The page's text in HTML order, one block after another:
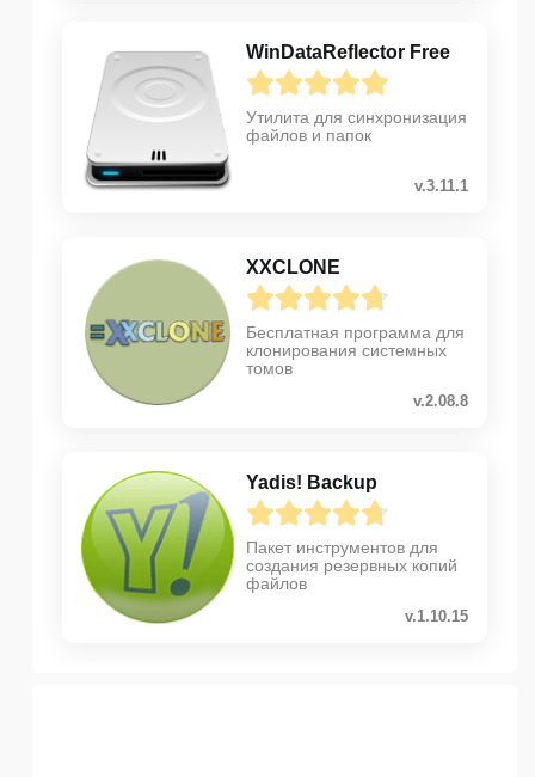
WinDataReflector Free
Утилита для синхронизация
файлов и папок
v.3.11.1
XXCLONE
Бесплатная программа для
клонирования системных
томов
v.2.08.8
Yadis! Backup
Пакет инструментов для
создания резервных копий
файлов
v.1.10.15